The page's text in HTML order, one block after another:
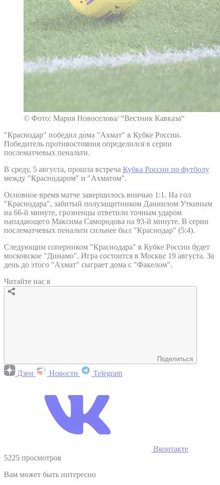
© Фото: Мария Новоселова/ “Вестник Кавказа“
"Краснодар" победил дома "Ахмат" в Кубке России.
Победитель противостояния определился в серии
послематчевых пенальти.
В среду, 5 августа, прошла встреча Кубка России по футболу
между "Краснодаром" и "Ахматом".
Основное время матче завершилось вничью 1:1. На гол
"Краснодара", забитый полузащитником Даниилом Уткиным
на 66-й минуте, грозненцы ответили точным ударом
нападающего Максима Самородова на 93-й минуте. В серии
послематчевых пенальти сильнее был "Краснодар" (5:4).
Следующим соперником "Краснодара" в Кубке России будет
московское "Динамо". Игра состоится в Москве 19 августа. За
день до этого "Ахмат" сыграет дома с "Факелом".
Читайте нас в
Поделиться
Дзен Новости Telegram
Вконтакте
5225 просмотров
Вам может быть интересно